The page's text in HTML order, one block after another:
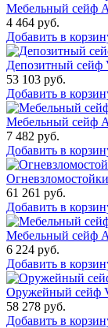
Мебельный сейф
4 464 руб.
Добавить в
Депозитный
53 103 руб.
Добавить в
Мебельный сейф
7 482 руб.
Добавить в
61 261 руб.
Добавить в
Мебельный сейф
6 224 руб.
Добавить в
Оружейный
58 278 руб.
Добавить в